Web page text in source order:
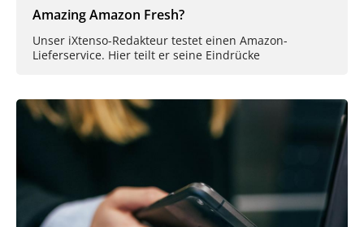
Amazing Amazon Fresh?
Unser iXtenso-Redakteur testet einen Amazon-
Lieferservice. Hier teilt er seine Eindrücke